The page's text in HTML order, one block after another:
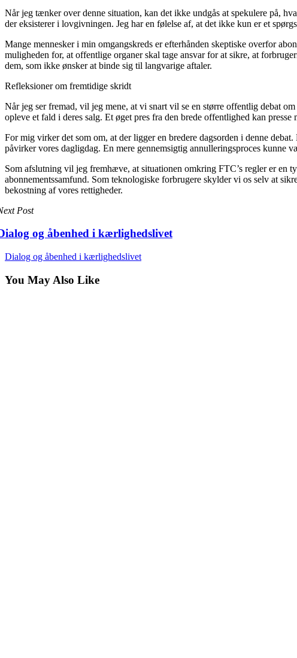
Når jeg tænker over denne situation, kan det ikke undgås at spekulere på,
der eksisterer i lovgivningen. Jeg har en følelse af, at det ikke kun er et
Mange mennesker i min omgangskreds er efterhånden skeptiske overfor
muligheden for, at offentlige organer skal tage ansvar for at sikre, at
dem, som ikke ønsker at binde sig til langvarige aftaler.
Refleksioner om fremtidige skridt
Når jeg ser fremad, vil jeg mene, at vi snart vil se en større offentlig debat
opleve et fald i deres salg. Et øget pres fra den brede offentlighed kan
For mig virker det som om, at der ligger en bredere dagsorden i denne
påvirker vores dagligdag. En mere gennemsigtig annulleringsproces kunne
Som afslutning vil jeg fremhæve, at situationen omkring FTC’s regler er en
abonnementssamfund. Som teknologiske forbrugere skylder vi os selv at
bekostning af vores rettigheder.
Post
og åbenhed i kærlighedslivet
Dialog og åbenhed i kærlighedslivet
You May Also Like